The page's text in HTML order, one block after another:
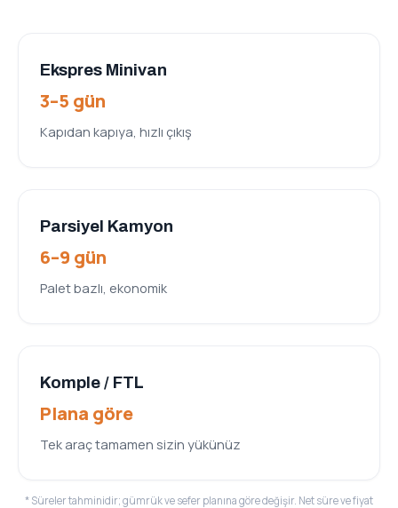
Ekspres Minivan
3–5 gün
Kapıdan kapıya, hızlı çıkış
Parsiyel Kamyon
6–9 gün
Palet bazlı, ekonomik
Komple / FTL
Plana göre
Tek araç tamamen sizin yükünüz
* Süreler tahminidir; gümrük ve sefer planına göre değişir. Net süre ve fiyat